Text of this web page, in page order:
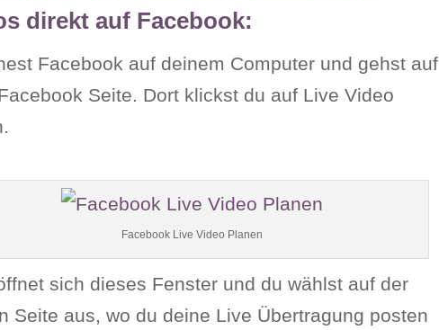
direkt auf Facebook:
Facebook auf deinem Computer und gehst auf
Seite. Dort klickst du auf Live Video
Facebook Live Video Planen
sich dieses Fenster und du wählst auf der
Seite aus, wo du deine Live Übertragung posten